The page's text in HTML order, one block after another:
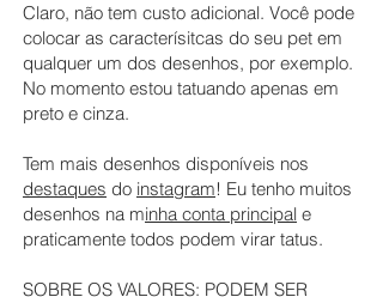
Claro, não tem custo adicional. Você pode
colocar as caracterísitcas do seu pet em
qualquer um dos desenhos, por exemplo.
No momento estou tatuando apenas em
preto e cinza.
Tem mais desenhos disponíveis nos
destaques do instagram! Eu tenho muitos
desenhos na minha conta principal e
praticamente todos podem virar tatus.
SOBRE OS VALORES: PODEM SER